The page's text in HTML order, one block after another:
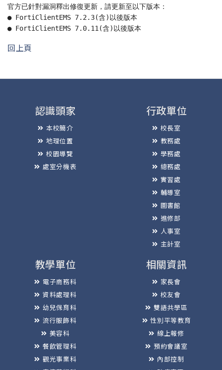
官方已針對漏洞釋出修復更新，請更新至以下版本：
● FortiClientEMS 7.2.3(含)以後版本
● FortiClientEMS 7.0.11(含)以後版本
回上頁
認識頭家
本校簡介
地理位置
校園導覽
處室分機表
行政單位
校長室
教務處
學務處
總務處
實習處
輔導室
圖書館
進修部
人事室
主計室
教學單位
電子商務科
資料處理科
幼兒保育科
流行服飾科
美容科
餐飲管理科
觀光事業科
相關資訊
家長會
校友會
雙語共學區
性別平等教育
線上報修
預約會議室
內部控制